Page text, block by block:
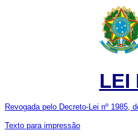
LEI
Revogada pelo Decreto-Lei nº 1985,
Texto para impressão